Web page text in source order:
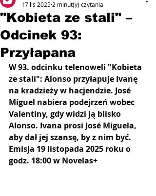
"Kobieta ze stali" –
Odcinek 93:
Przyłapana
17 lis 2025 2 minut(y) czytania
W 93. odcinku telenoweli "Kobieta
ze stali": Alonso przyłapuje Ivanę
na kradzieży w hacjendzie. José
Miguel nabiera podejrzeń wobec
Valentiny, gdy widzi ją blisko
Alonso. Ivana prosi José Miguela,
aby dał jej szansę, by z nim być.
Emisja 19 listopada 2025 roku o
godz. 18:00 w Novelas+